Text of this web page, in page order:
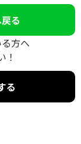
る
方へ
！
る